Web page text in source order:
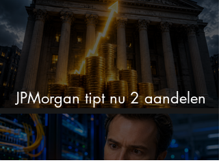
JPMorgan tipt nu 2 aandelen
voor augustus